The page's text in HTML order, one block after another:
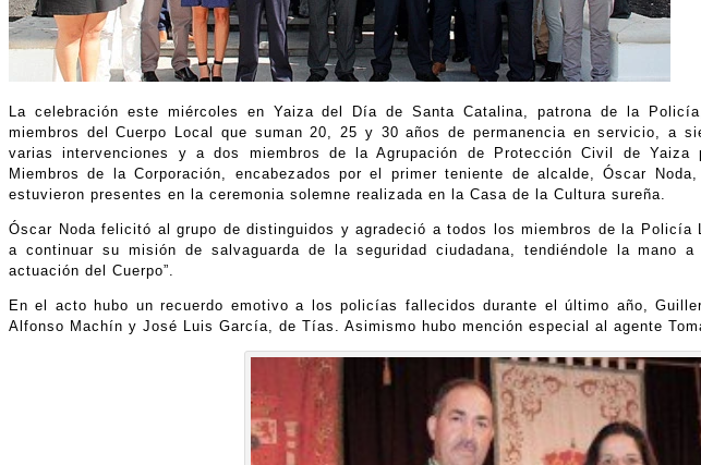
La celebración este miércoles en Yaiza del Día de Santa Catalina, patrona de la
miembros del Cuerpo Local que suman 20, 25 y 30 años de permanencia en servicio, a
varias intervenciones y a dos miembros de la Agrupación de Protección Civil de Yaiza
Miembros de la Corporación, encabezados por el primer teniente de alcalde, Óscar
estuvieron presentes en la ceremonia solemne realizada en la Casa de la Cultura sureña.
Óscar Noda felicitó al grupo de distinguidos y agradeció a todos los miembros de la Policía
a continuar su misión de salvaguarda de la seguridad ciudadana, tendiéndole la mano
actuación del Cuerpo”.
En el acto hubo un recuerdo emotivo a los policías fallecidos durante el último año,
Alfonso Machín y José Luis García, de Tías. Asimismo hubo mención especial al agente